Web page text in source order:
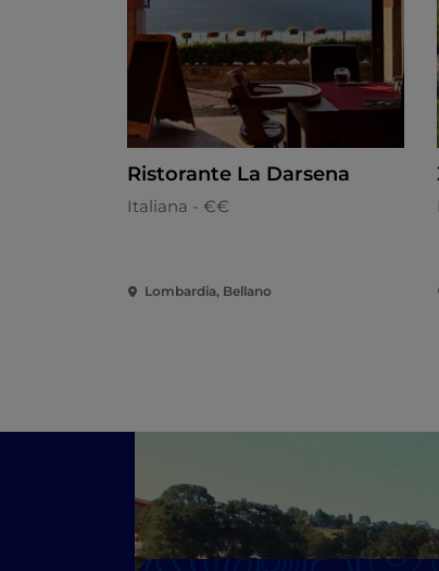
Ristorante La Darsena
Italiana - €€
Lombardia, Bellano